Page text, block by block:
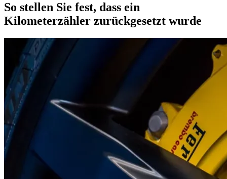
So stellen Sie fest, dass ein
Kilometerzähler zurückgesetzt wurde